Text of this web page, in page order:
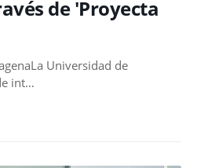
de 'Proyecta
Universidad de
int…